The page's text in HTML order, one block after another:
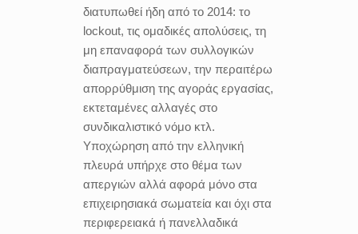
διατυπωθεί ήδη από το 2014: το
lockout, τις ομαδικές απολύσεις, τη
μη επαναφορά των συλλογικών
διαπραγματεύσεων, την περαιτέρω
απορρύθμιση της αγοράς εργασίας,
εκτεταμένες αλλαγές στο
συνδικαλιστικό νόμο κτλ.
Υποχώρηση από την ελληνική
πλευρά υπήρχε στο θέμα των
απεργιών αλλά αφορά μόνο στα
επιχειρησιακά σωματεία και όχι στα
περιφερειακά ή πανελλαδικά